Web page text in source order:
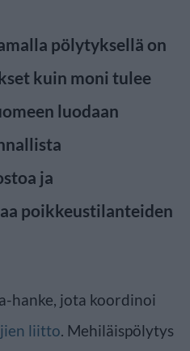
pölytyksellä on
kuin moni tulee
luodaan
ja
poikkeustilanteiden
hanke, jota koordinoi
liitto. Mehiläispölytys